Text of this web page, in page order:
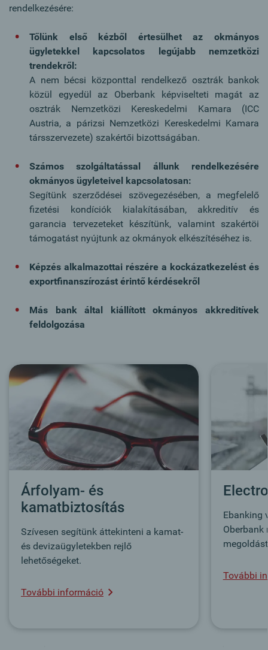
rendelkezésére:
Tőlünk első kézből értesülhet az okmányos
ügyletekkel kapcsolatos legújabb nemzetközi
trendekről:
A nem bécsi központtal rendelkező osztrák bankok
közül egyedül az Oberbank képviselteti magát az
osztrák Nemzetközi Kereskedelmi Kamara (ICC
Austria, a párizsi Nemzetközi Kereskedelmi Kamara
társszervezete) szakértői bizottságában.
Számos szolgáltatással állunk rendelkezésére
okmányos ügyleteivel kapcsolatosan:
Segítünk szerződései szövegezésében, a megfelelő
fizetési kondíciók kialakításában, akkreditív és
garancia tervezeteket készítünk, valamint szakértöi
támogatást nyújtunk az okmányok elkészítéséhez is.
Képzés alkalmazottai részére a kockázatkezelést és
exportfinanszírozást érintő kérdésekről
Más bank által kiállított okmányos akkreditívek
feldolgozása
Árfolyam- és
kamatbiztosítás
Szívesen segítünk áttekinteni a kamat-
és devizaügyletekben rejlő
lehetőségeket.
További információ
Ebanking
Oberbank
További